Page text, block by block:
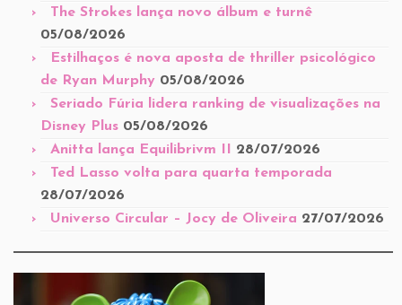
The Strokes lança novo álbum e turnê
05/08/2026
Estilhaços é nova aposta de thriller psicológico
de Ryan Murphy 05/08/2026
Seriado Fúria lidera ranking de visualizações na
Disney Plus 05/08/2026
Anitta lança Equilibrivm II
28/07/2026
Ted Lasso volta para quarta temporada
28/07/2026
Universo Circular – Jocy de Oliveira 27/07/2026